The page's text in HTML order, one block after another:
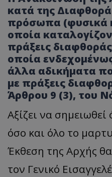
κατά της
πρόσωπα (φυσικά
οποία
πράξεις
οποία
άλλα αδικήματα
με πράξεις
Άρθρου 9 (3), του
Αξίζει να
όσο και όλο το
Έκθεση της Αρχής
τον Γενικό